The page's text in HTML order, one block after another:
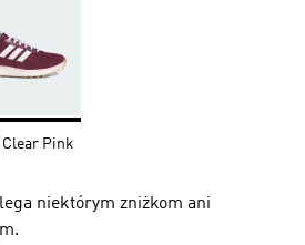
Clear Pink
niektórym zniżkom ani